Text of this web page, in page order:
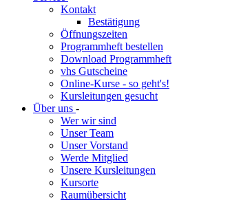
Kontakt
Bestätigung
Öffnungszeiten
Programmheft bestellen
Download Programmheft
vhs Gutscheine
Online-Kurse - so geht's!
Kursleitungen gesucht
Über uns -
Wer wir sind
Unser Team
Unser Vorstand
Werde Mitglied
Unsere Kursleitungen
Kursorte
Raumübersicht